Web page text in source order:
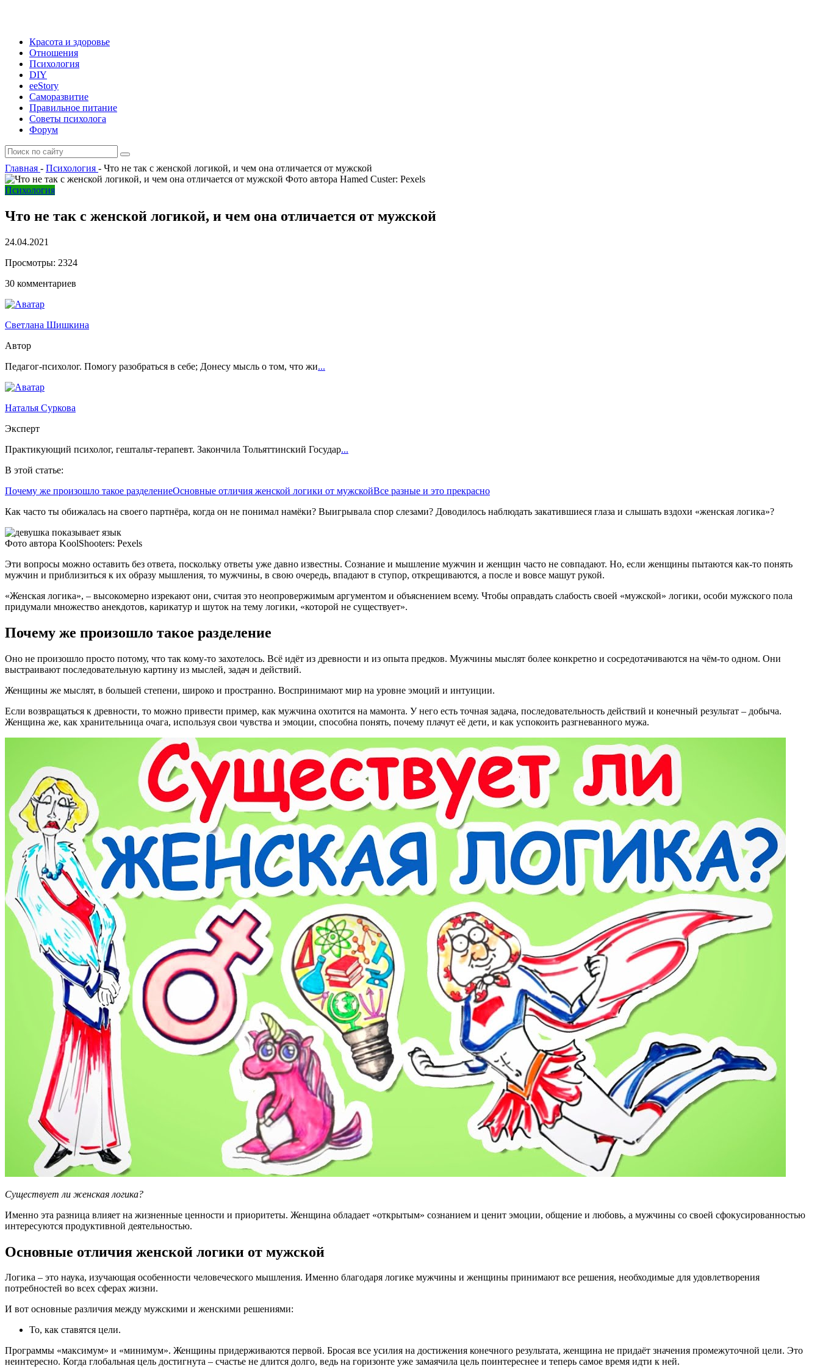
Красота и здоровье
Отношения
Психология
DIY
ееStory
Саморазвитие
Правильное питание
Советы психолога
Форум
Главная - Психология - Что не так с женской логикой, и чем она отличается от мужской
Фото автора Hamed Custer: Pexels
Психология
Что не так с женской логикой, и чем она отличается от мужской
24.04.2021
Просмотры: 2324
30 комментариев
Светлана Шишкина
Автор
Педагог-психолог. Помогу разобраться в себе; Донесу мысль о том, что жи...
Наталья Суркова
Эксперт
Практикующий психолог, гештальт-терапевт. Закончила Тольяттинский Государ...
В этой статье:
Почему же произошло такое разделениеОсновные отличия женской логики от мужскойВсе разные и это прекрасно
Как часто ты обижалась на своего партнёра, когда он не понимал намёки? Выигрывала спор слезами? Доводилось наблюдать закатившиеся глаза и слышать вздохи «женская логика»?
Фото автора KoolShooters: Pexels
Эти вопросы можно оставить без ответа, поскольку ответы уже давно известны. Сознание и мышление мужчин и женщин часто не совпадают. Но, если женщины пытаются как-то понять
мужчин и приблизиться к их образу мышления, то мужчины, в свою очередь, впадают в ступор, открещиваются, а после и вовсе машут рукой.
«Женская логика», – высокомерно изрекают они, считая это неопровержимым аргументом и объяснением всему. Чтобы оправдать слабость своей «мужской» логики, особи мужского пола
придумали множество анекдотов, карикатур и шуток на тему логики, «которой не существует».
Почему же произошло такое разделение
Оно не произошло просто потому, что так кому-то захотелось. Всё идёт из древности и из опыта предков. Мужчины мыслят более конкретно и сосредотачиваются на чём-то одном. Они
выстраивают последовательную картину из мыслей, задач и действий.
Женщины же мыслят, в большей степени, широко и пространно. Воспринимают мир на уровне эмоций и интуиции.
Если возвращаться к древности, то можно привести пример, как мужчина охотится на мамонта. У него есть точная задача, последовательность действий и конечный результат – добыча.
Женщина же, как хранительница очага, используя свои чувства и эмоции, способна понять, почему плачут её дети, и как успокоить разгневанного мужа.
Существует ли женская логика?
Именно эта разница влияет на жизненные ценности и приоритеты. Женщина обладает «открытым» сознанием и ценит эмоции, общение и любовь, а мужчины со своей сфокусированностью
интересуются продуктивной деятельностью.
Основные отличия женской логики от мужской
Логика – это наука, изучающая особенности человеческого мышления. Именно благодаря логике мужчины и женщины принимают все решения, необходимые для удовлетворения
потребностей во всех сферах жизни.
И вот основные различия между мужскими и женскими решениями:
То, как ставятся цели.
Программы «максимум» и «минимум». Женщины придерживаются первой. Бросая все усилия на достижения конечного результата, женщина не придаёт значения промежуточной цели. Это
неинтересно. Когда глобальная цель достигнута – счастье не длится долго, ведь на горизонте уже замаячила цель поинтереснее и теперь самое время идти к ней.